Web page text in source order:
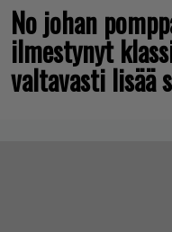
No johan
ilmestynyt
valtavasti lisää